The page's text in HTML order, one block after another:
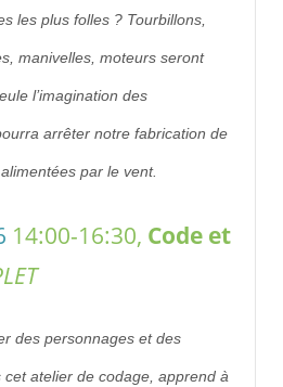
les plus folles ? Tourbillons,
manivelles, moteurs seront
l’imagination des
arrêter notre fabrication de
par le vent.
14:00-16:30, Code et
des personnages et des
cet atelier de codage, apprend à